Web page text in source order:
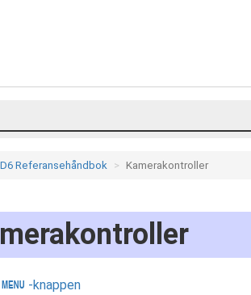
D6 Referansehåndbok Kamerakontroller
G -knappen